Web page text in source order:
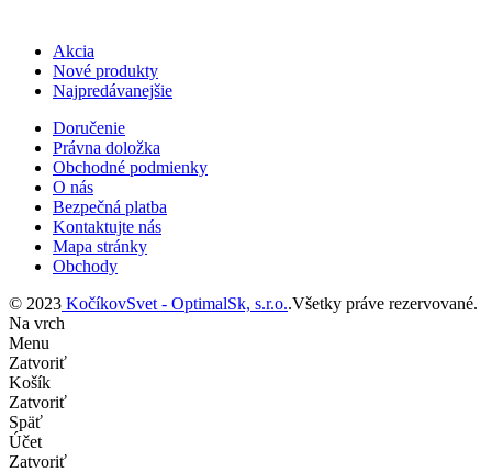
Akcia
Nové produkty
Najpredávanejšie
Doručenie
Právna doložka
Obchodné podmienky
O nás
Bezpečná platba
Kontaktujte nás
Mapa stránky
Obchody
© 2023 KočíkovSvet - OptimalSk, s.r.o..Všetky práve rezervované.
Na vrch
Menu
Zatvoriť
Košík
Zatvoriť
Späť
Účet
Zatvoriť